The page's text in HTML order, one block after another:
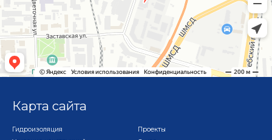
Карта сайта
Гидроизоляция
Проекты